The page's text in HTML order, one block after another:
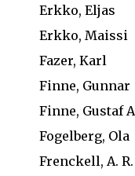
Erkko, Eljas
Erkko, Maissi
Fazer, Karl
Finne, Gunnar
Finne, Gustaf
Fogelberg, Ola
Frenckell, A. R.